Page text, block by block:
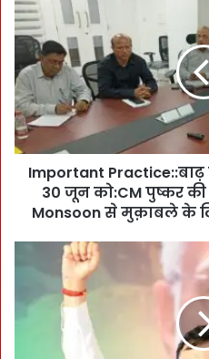
m
p
r
t
a
n
t
Important Practice::बाढ़
30 जून को:CM पुष्कर
Monsoon से मुक़ाबले के